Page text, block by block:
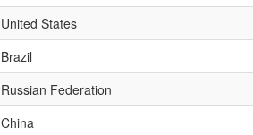
United States
Brazil
Russian Federation
China